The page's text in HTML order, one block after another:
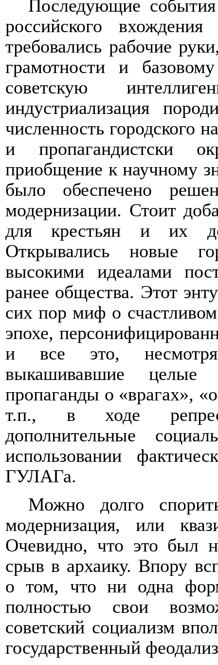
Последующие события
российского
требовались рабочие
грамотности и
советскую
индустриализация
численность городского
и пропагандистски
приобщение к научному
было обеспечено
модернизации. Стоит
для крестьян и их
Открывались новые
высокими идеалами
ранее общества. Этот
сих пор миф о
эпохе,
и все это,
выкашивавшие
пропаганды о «врагах»,
т.п., в ходе
дополнительные
использовании
ГУЛАГа.
Можно долго
модернизация, или
Очевидно, что это был
срыв в архаику. Впору
о том, что ни одна
полностью свои
советский социализм
государственный